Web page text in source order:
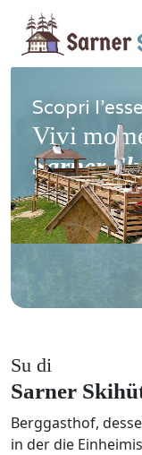
Scopri
Vivi
Sarner
Su di
Sarner
Berggasthof,
in der die